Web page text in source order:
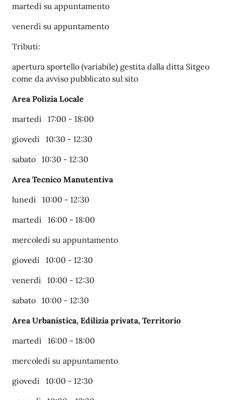
martedì su appuntamento
venerdì su appuntamento
Tributi:
apertura sportello (variabile) gestita dalla ditta Sitgeo
come da avviso pubblicato sul sito
Area Polizia Locale
martedì 17:00 - 18:00
giovedì 10:30 - 12:30
sabato 10:30 - 12:30
Area Tecnico Manutentiva
lunedì 10:00 - 12:30
martedì 16:00 - 18:00
mercoledì su appuntamento
giovedì 10:00 - 12:30
venerdì 10:00 - 12:30
sabato 10:00 - 12:30
Area Urbanistica, Edilizia privata, Territorio
martedì 16:00 - 18:00
mercoledì su appuntamento
giovedì 10:00 - 12:30